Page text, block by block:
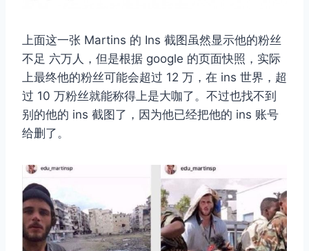
上面这一张 Martins 的 Ins 截图虽然显示他的粉丝
不足 六万人，但是根据 google 的页面快照，实际
上最终他的粉丝可能会超过 12 万，在 ins 世界，超
过 10 万粉丝就能称得上是大咖了。不过也找不到
别的他的 ins 截图了，因为他已经把他的 ins 账号
给删了。